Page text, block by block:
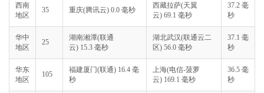
西南
地区
35 重庆(腾讯云) 0.0 毫秒
西藏拉萨(天翼
云) 69.1 毫秒
37.2 毫
秒
华中
地区
25
湖南湘潭(联通
云) 15.3 毫秒
湖北武汉(联通云二
区) 56.0 毫秒
37.1 毫
秒
华东
地区
105
福建厦门(联通) 16.4 毫
秒
上海(电信-菠萝
云) 169.1 毫秒
36.5 毫
秒